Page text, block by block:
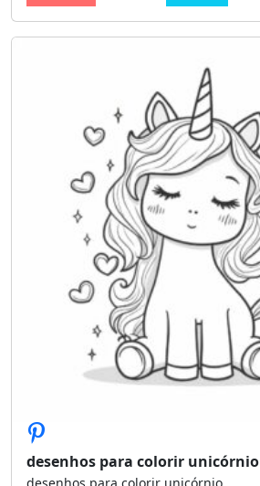
desenhos para colorir unicórnio